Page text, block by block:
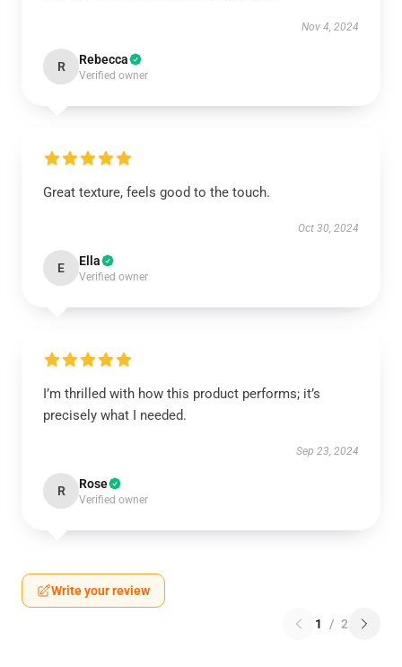
Nov 4, 2024
R Rebecca
Verified owner
Great texture, feels good to the touch.
Oct 30, 2024
E Ella
Verified owner
I’m thrilled with how this product performs; it’s
precisely what I needed.
Sep 23, 2024
R Rose
Verified owner
Write your review
1 / 2